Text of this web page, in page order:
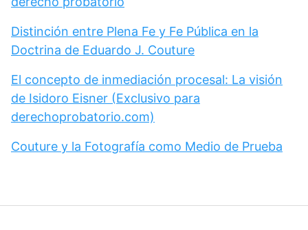
Distinción entre Plena Fe y Fe Pública en la
Doctrina de Eduardo J. Couture
El concepto de inmediación procesal: La visión
de Isidoro Eisner (Exclusivo para
derechoprobatorio.com)
Couture y la Fotografía como Medio de Prueba